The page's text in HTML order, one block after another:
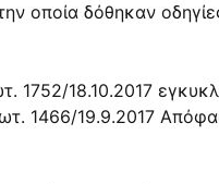
οποία δόθηκαν
1752/18.10.2017
1466/19.9.2017